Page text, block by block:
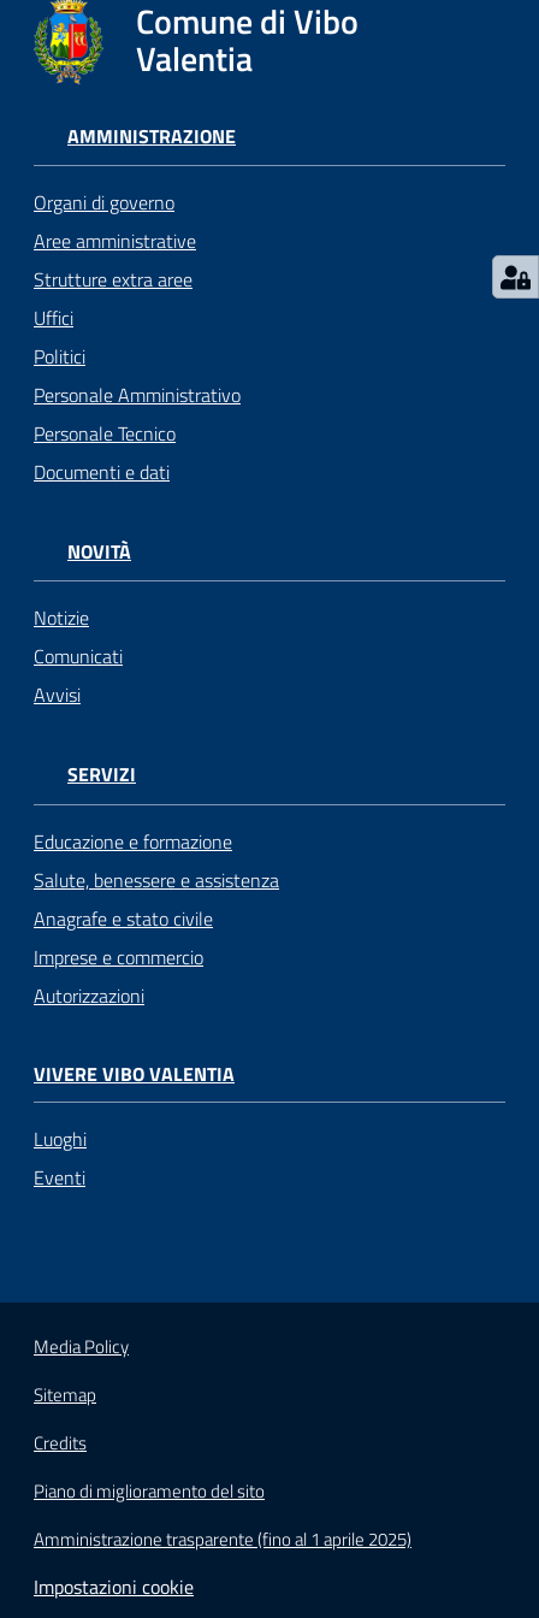
argomenti...
Seguici
su
Comune di Vibo
Valentia
AMMINISTRAZIONE
Organi di governo
Aree amministrative
Strutture extra aree
Uffici
Politici
Personale Amministrativo
Personale Tecnico
Documenti e dati
NOVITÀ
Notizie
Comunicati
Avvisi
SERVIZI
Educazione e formazione
Salute, benessere e assistenza
Anagrafe e stato civile
Imprese e commercio
Autorizzazioni
VIVERE VIBO VALENTIA
Luoghi
Eventi
Media Policy
Sitemap
Credits
Piano di miglioramento del sito
Amministrazione trasparente (fino al 1 aprile 2025)
Impostazioni cookie